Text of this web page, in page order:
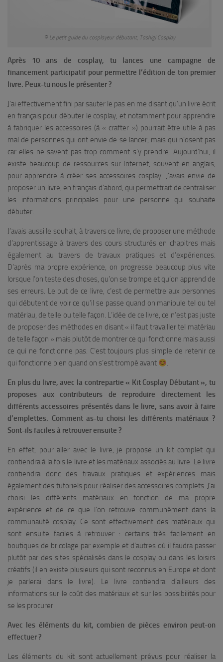
© Le petit guide du cosplayeur débutant, Tashigi Cosplay
Après 10 ans de cosplay, tu lances une campagne de
financement participatif pour permettre l’édition de ton premier
livre. Peux-tu nous le présenter ?
J’ai effectivement fini par sauter le pas en me disant qu’un livre écrit
en français pour débuter le cosplay, et notamment pour apprendre
à fabriquer les accessoires (à « crafter ») pourrait être utile à pas
mal de personnes qui ont envie de se lancer, mais qui n’osent pas
car elles ne savent pas trop comment s’y prendre. Aujourd’hui, il
existe beaucoup de ressources sur Internet, souvent en anglais,
pour apprendre à créer ses accessoires cosplay. J’avais envie de
proposer un livre, en français d’abord, qui permettrait de centraliser
les informations principales pour une personne qui souhaite
débuter.
J’avais aussi le souhait, à travers ce livre, de proposer une méthode
d’apprentissage à travers des cours structurés en chapitres mais
également au travers de travaux pratiques et d’expériences.
D’après ma propre expérience, on progresse beaucoup plus vite
lorsque l’on teste des choses, qu’on se trompe et qu’on apprend de
ses erreurs. Le but de ce livre, c’est de permettre aux personnes
qui débutent de voir ce qu’il se passe quand on manipule tel ou tel
matériau, de telle ou telle façon. L’idée de ce livre, ce n’est pas juste
de proposer des méthodes en disant « il faut travailler tel matériau
de telle façon » mais plutôt de montrer ce qui fonctionne mais aussi
ce qui ne fonctionne pas. C’est toujours plus simple de retenir ce
qui fonctionne bien quand on s’est trompé avant
.
En plus du livre, avec la contrepartie « Kit Cosplay Débutant », tu
proposes aux contributeurs de reproduire directement les
différents accessoires présentés dans le livre, sans avoir à faire
d’emplettes. Comment as-tu choisi les différents matériaux ?
Sont-ils faciles à retrouver ensuite ?
En effet, pour aller avec le livre, je propose un kit complet qui
contiendra à la fois le livre et les matériaux associés au livre. Le livre
contiendra donc des travaux pratiques et expériences mais
également des tutoriels pour réaliser des accessoires complets. J’ai
choisi les différents matériaux en fonction de ma propre
expérience et de ce que l’on retrouve communément dans la
communauté cosplay. Ce sont effectivement des matériaux qui
sont ensuite faciles à retrouver : certains très facilement en
boutiques de bricolage par exemple et d’autres où il faudra passer
plutôt par des sites spécialisés dans le cosplay ou dans les loisirs
créatifs (il en existe plusieurs qui sont reconnus en Europe et dont
je parlerai dans le livre). Le livre contiendra d’ailleurs des
informations sur le coût des matériaux et sur les possibilités pour
se les procurer.
Avec les éléments du kit, combien de pièces environ peut-on
effectuer ?
Les éléments du kit sont actuellement prévus pour réaliser la